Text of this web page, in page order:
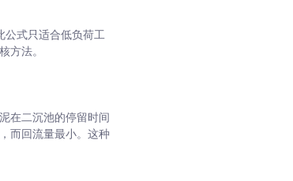
公式只适合低负荷工
方法。
在二沉池的停留时间
而回流量最小。这种